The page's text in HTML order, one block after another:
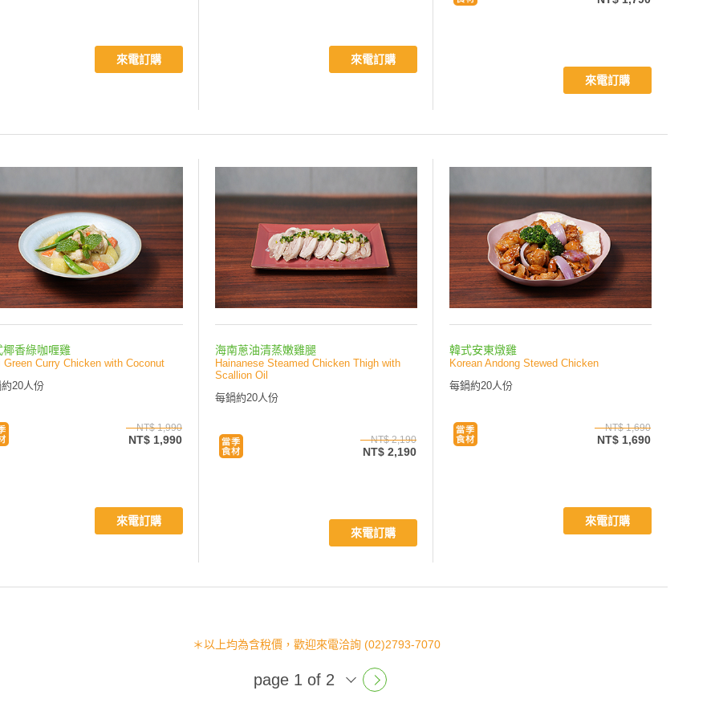
來電訂購 來電訂購
來電訂購
椰香綠咖喱雞
Green Curry Chicken with Coconut
20人份
NT$ 1,990
NT$ 1,990
來電訂購
海南蔥油清蒸嫩雞腿
Hainanese Steamed Chicken Thigh with
Scallion Oil
每鍋約20人份
NT$ 2,190
NT$ 2,190
來電訂購
韓式安東燉雞
Korean Andong Stewed Chicken
每鍋約20人份
NT$ 1,690
NT$ 1,690
來電訂購
＊以上均為含稅價，歡迎來電洽詢 (02)2793-7070